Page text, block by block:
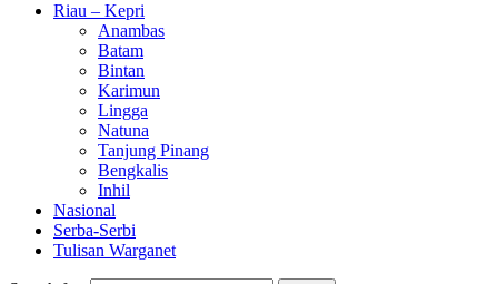
Riau – Kepri
Anambas
Batam
Bintan
Karimun
Lingga
Natuna
Tanjung Pinang
Bengkalis
Inhil
Nasional
Serba-Serbi
Tulisan Warganet